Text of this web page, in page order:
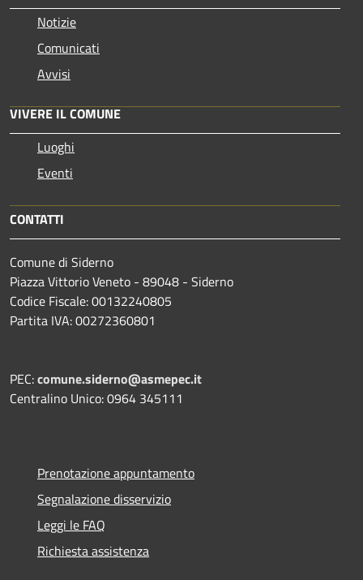
Notizie
Comunicati
Avvisi
VIVERE IL COMUNE
Luoghi
Eventi
CONTATTI
Comune di Siderno
Piazza Vittorio Veneto - 89048 - Siderno
Codice Fiscale: 00132240805
Partita IVA: 00272360801
PEC:comune.siderno@asmepec.it
Centralino Unico: 0964 345111
Prenotazione appuntamento
Segnalazione disservizio
Leggi le FAQ
Richiesta assistenza